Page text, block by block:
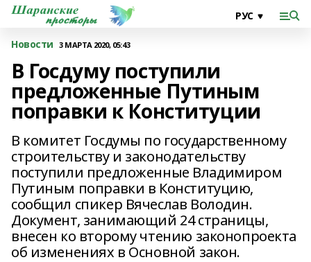
Новости 3 МАРТА 2020, 05:43
В Госдуму поступили
предложенные Путиным
поправки к Конституции
В комитет Госдумы по государственному
строительству и законодательству
поступили предложенные Владимиром
Путиным поправки в Конституцию,
сообщил спикер Вячеслав Володин.
Документ, занимающий 24 страницы,
внесен ко второму чтению законопроекта
об изменениях в Основной закон.